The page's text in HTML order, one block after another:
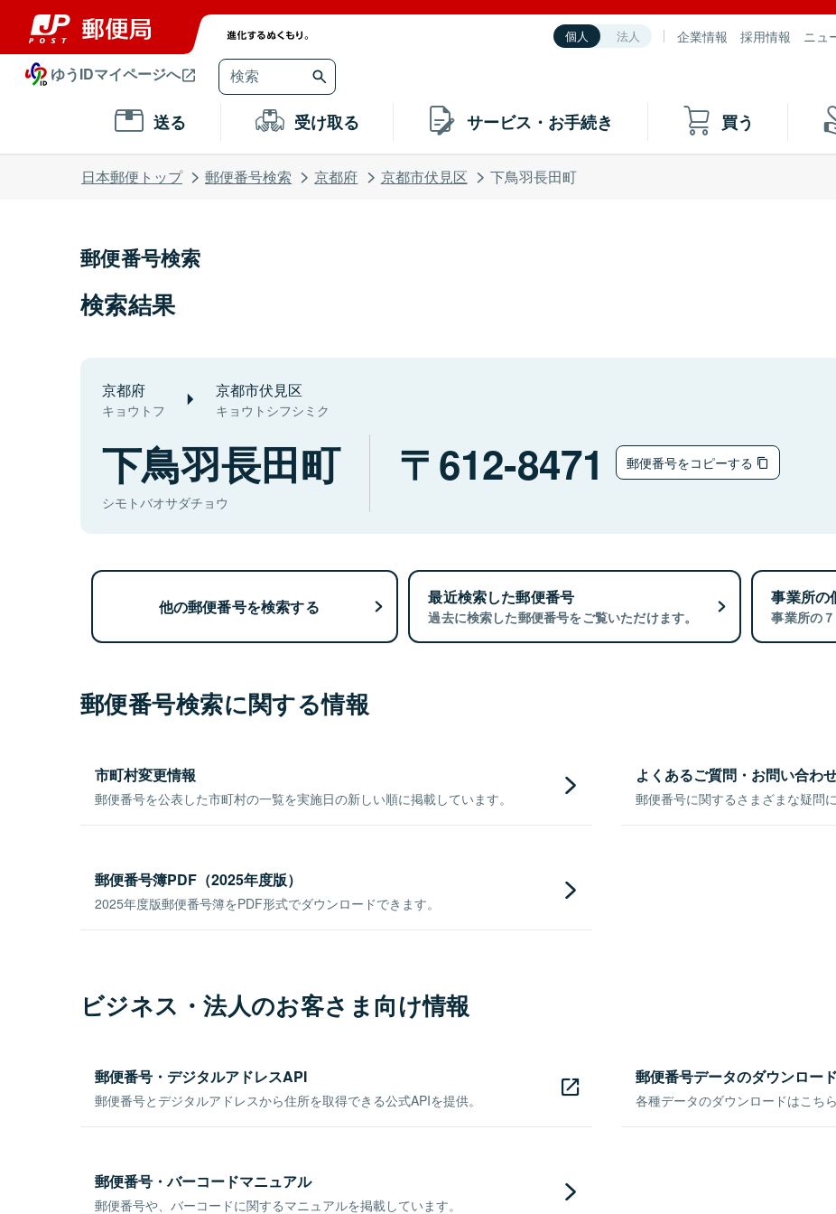
個人 法人 企業情報 採用情報 ニュ
ゆうIDマイページへ
送る 受け取る サービス・お手続き 買う
日本郵便トップ 郵便番号検索 京都府 京都市伏見区 下鳥羽長田町
郵便番号検索
検索結果
京都府
キョウトフ
京都市伏見区
キョウトシフシミク
下鳥羽長田町
シモトバオサダチョウ
612-8471 郵便番号をコピーする
他の郵便番号を検索する 最近検索した郵便番号
過去に検索した郵便番号をご覧いただけます。
事業所の
事業所の
郵便番号検索に関する情報
市町村変更情報
郵便番号を公表した市町村の一覧を実施日の新しい順に掲載しています。
よくあるご質問・お問い合わ
郵便番号に関するさまざまな疑問
郵便番号簿PDF（2025年度版）
2025年度版郵便番号簿をPDF形式でダウンロードできます。
ビジネス・法人のお客さま向け情報
郵便番号・デジタルアドレスAPI
郵便番号とデジタルアドレスから住所を取得できる公式APIを提供。
郵便番号データのダウンロード
各種データのダウンロードはこち
郵便番号・バーコードマニュアル
郵便番号や、バーコードに関するマニュアルを掲載しています。